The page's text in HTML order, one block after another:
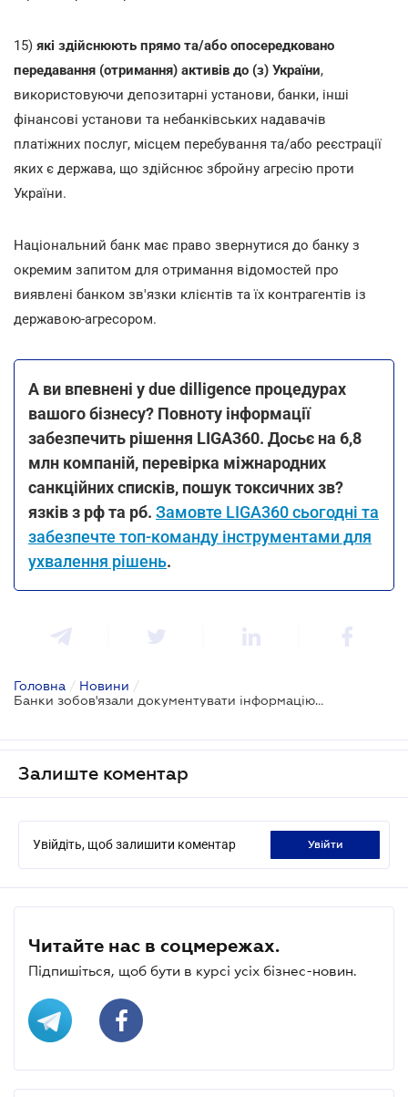
15) які здійснюють прямо та/або опосередковано
передавання (отримання) активів до (з) України,
використовуючи депозитарні установи, банки, інші
фінансові установи та небанківських надавачів
платіжних послуг, місцем перебування та/або реєстрації
яких є держава, що здійснює збройну агресію проти
України.
Національний банк має право звернутися до банку з
окремим запитом для отримання відомостей про
виявлені банком зв'язки клієнтів та їх контрагентів із
державою-агресором.
А ви впевнені у due dilligence процедурах
вашого бізнесу? Повноту інформації
забезпечить рішення LIGA360. Досьє на 6,8
млн компаній, перевірка міжнародних
санкційних списків, пошук токсичних зв?
язків з рф та рб. Замовте LIGA360 сьогодні та
забезпечте топ-команду інструментами для
ухвалення рішень.
Головна / Новини /
Банки зобов'язали документувати інформацію про зв’язки клієнтів та їх контрагентів з рф
Залиште коментар
Увійдіть, щоб залишити коментар увійти
Читайте нас в соцмережах.
Підпишіться, щоб бути в курсі усіх бізнес-новин.